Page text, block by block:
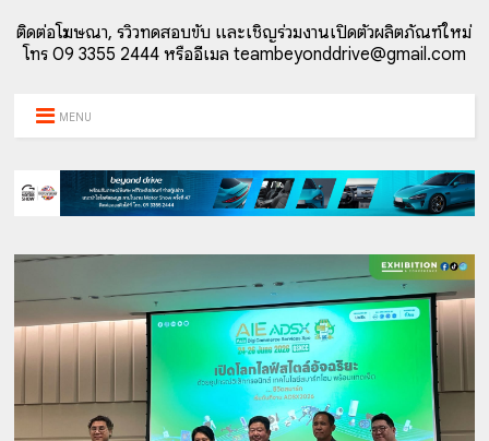
ติดต่อโฆษณา, รีวิวทดสอบขับ และเชิญร่วมงานเปิดตัวผลิตภัณฑ์ใหม่
โทร 09 3355 2444 หรืออีเมล teambeyonddrive@gmail.com
MENU